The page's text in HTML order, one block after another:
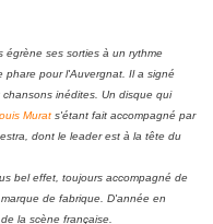
égrène ses sorties à un rythme
pour l'Auvergnat. Il a signé
inédites. Un disque qui
Murat s'étant fait accompagné par
dont le leader est à la tête du
bel effet, toujours accompagné de
de fabrique. D'année en
la scène française.